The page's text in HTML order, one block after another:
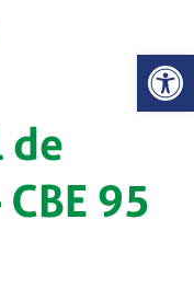
Abrir
de
95